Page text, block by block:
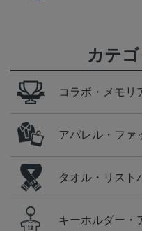
カテ
コラボ・メモリ
アパレル・ファ
タオル・リスト
キーホルダー・